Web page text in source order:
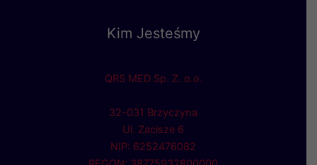
Kim Jesteśmy
QRS MED Sp. Z. o.o.
32-031 Brzyczyna
Ul. Zacisze 6
NIP: 6252476082